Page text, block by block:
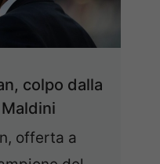
colpo dalla
offerta a